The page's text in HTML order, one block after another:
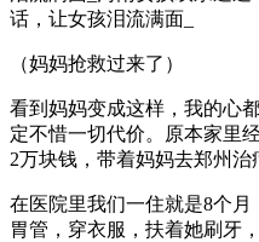
（妈妈抢救过来了）
看到妈妈变成这样，我的心
定不惜一切代价。原本家里
2万块钱，带着妈妈去郑州治
在医院里我们一住就是8个
胃管，穿衣服，扶着她刷牙